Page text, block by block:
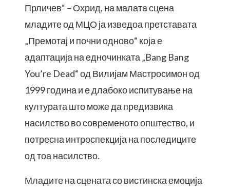
Прличев“ – Охрид, на малата сцена
младите од МЦО ја изведоа претставата
„Премотај и почни одново“ која е
адаптација на едночинката „Bang Bang
You’re Dead“ од Вилијам Мастросимон од
1999 година и е длабоко испитување на
културата што може да предизвика
насилство во современото општество, и
потресна интроспекција на последиците
од тоа насилство.
Младите на сцената со вистинска емоција